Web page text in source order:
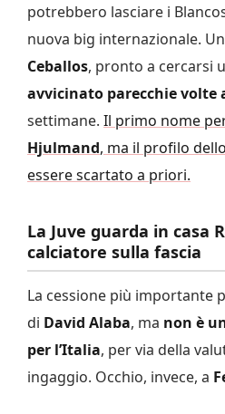
potrebbero lasciare i
nuova big internazionale.
Ceballos, pronto a cercarsi
avvicinato parecchie volte
settimane. Il primo nome
Hjulmand, ma il profilo
essere scartato a priori.
La Juve guarda in casa
calciatore sulla fascia
La cessione più importante
di David Alaba, ma non è
per l’Italia, per via della
ingaggio. Occhio, invece, a